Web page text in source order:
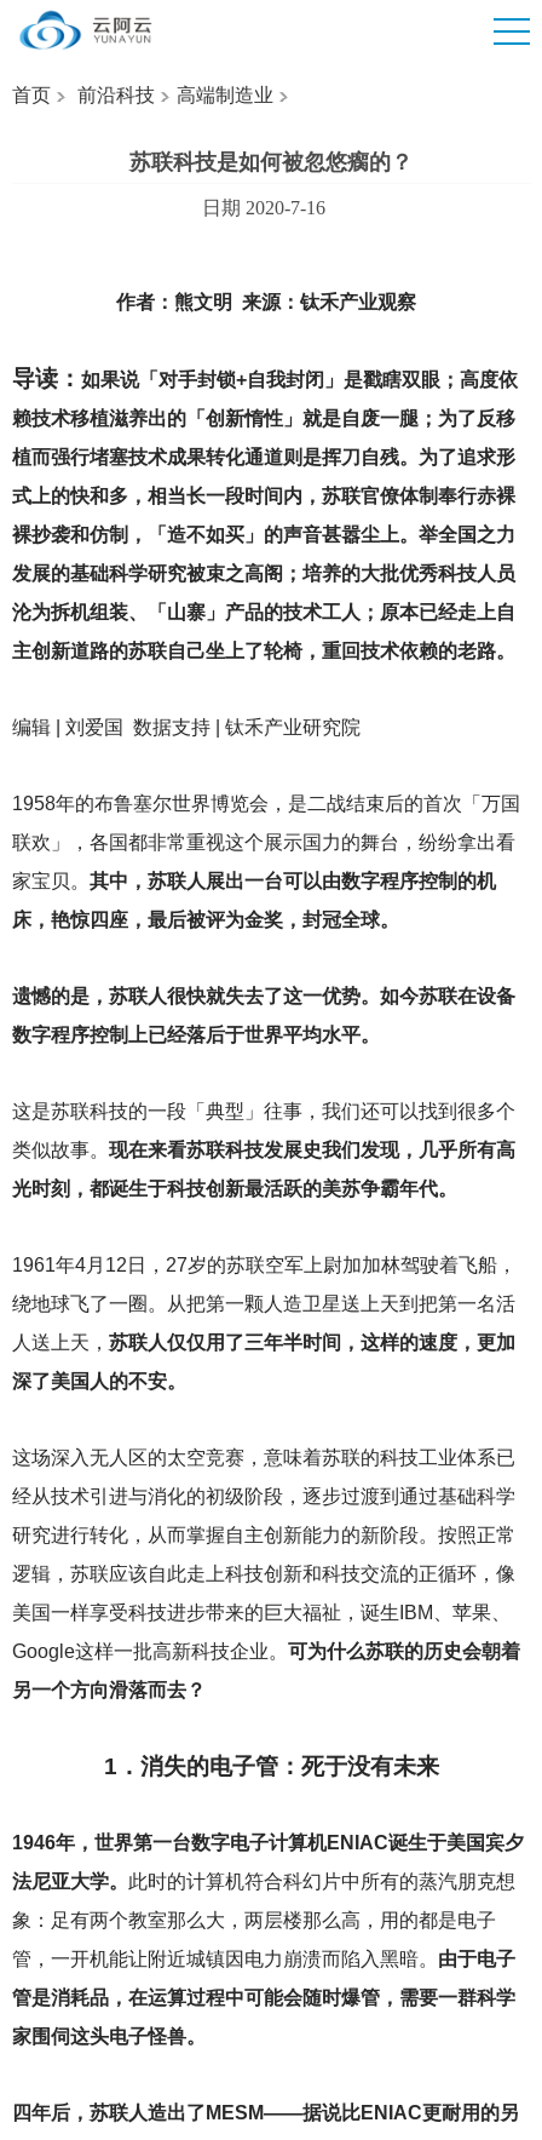
首页 前沿科技 高端制造业
苏联科技是如何被忽悠瘸的？
日期 2020-7-16
作者：熊文明 来源：钛禾产业观察
导读： 如果说「对手封锁+自我封闭」是戳瞎双眼；高度依
赖技术移植滋养出的「创新惰性」就是自废一腿；为了反移
植而强行堵塞技术成果转化通道则是挥刀自残。为了追求形
式上的快和多，相当长一段时间内，苏联官僚体制奉行赤裸
裸抄袭和仿制，「造不如买」的声音甚嚣尘上。举全国之力
发展的基础科学研究被束之高阁；培养的大批优秀科技人员
沦为拆机组装、「山寨」产品的技术工人；原本已经走上自
主创新道路的苏联自己坐上了轮椅，重回技术依赖的老路。
编辑 | 刘爱国 数据支持 | 钛禾产业研究院
1958年的布鲁塞尔世界博览会，是二战结束后的首次「万国
联欢」，各国都非常重视这个展示国力的舞台，纷纷拿出看
家宝贝。 其中，苏联人展出一台可以由数字程序控制的机
床，艳惊四座，最后被评为金奖，封冠全球。
遗憾的是，苏联人很快就失去了这一优势。如今苏联在设备
数字程序控制上已经落后于世界平均水平。
这是苏联科技的一段「典型」往事，我们还可以找到很多个
类似故事。 现在来看苏联科技发展史我们发现，几乎所有高
光时刻，都诞生于科技创新最活跃的美苏争霸年代。
1961年4月12日，27岁的苏联空军上尉加加林驾驶着飞船，
绕地球飞了一圈。从把第一颗人造卫星送上天到把第一名活
人送上天， 苏联人仅仅用了三年半时间，这样的速度，更加
深了美国人的不安。
这场深入无人区的太空竞赛，意味着苏联的科技工业体系已
经从技术引进与消化的初级阶段，逐步过渡到通过基础科学
研究进行转化，从而掌握自主创新能力的新阶段。按照正常
逻辑，苏联应该自此走上科技创新和科技交流的正循环，像
美国一样享受科技进步带来的巨大福祉，诞生IBM、苹果、
Google这样一批高新科技企业。 可为什么苏联的历史会朝着
另一个方向滑落而去？
1 ．消失的电子管：死于没有未来
1946年，世界第一台数字电子计算机ENIAC诞生于美国宾夕
法尼亚大学。 此时的计算机符合科幻片中所有的蒸汽朋克想
象：足有两个教室那么大，两层楼那么高，用的都是电子
管，一开机能让附近城镇因电力崩溃而陷入黑暗。 由于电子
管是消耗品，在运算过程中可能会随时爆管，需要一群科学
家围伺这头电子怪兽。
四年后，苏联人造出了MESM——据说比ENIAC更耐用的另